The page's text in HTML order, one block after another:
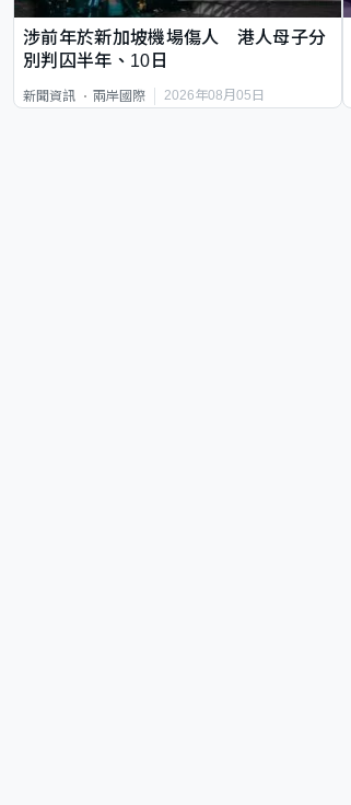
涉前年於新加坡機場傷人 港人母子分
別判囚半年、10日
新聞資訊 兩岸國際 2026年08月05日